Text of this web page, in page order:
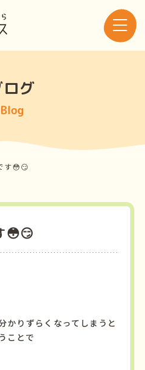
ログ
Blog
す😳😏
😳😏
かりずらくなってしまうと
ことで